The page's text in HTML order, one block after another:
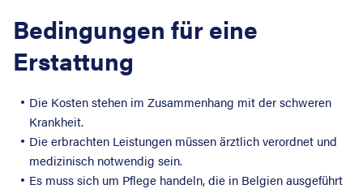
Bedingungen für eine
Erstattung
Die Kosten stehen im Zusammenhang mit der schweren
Krankheit.
Die erbrachten Leistungen müssen ärztlich verordnet und
medizinisch notwendig sein.
Es muss sich um Pflege handeln, die in Belgien ausgeführt